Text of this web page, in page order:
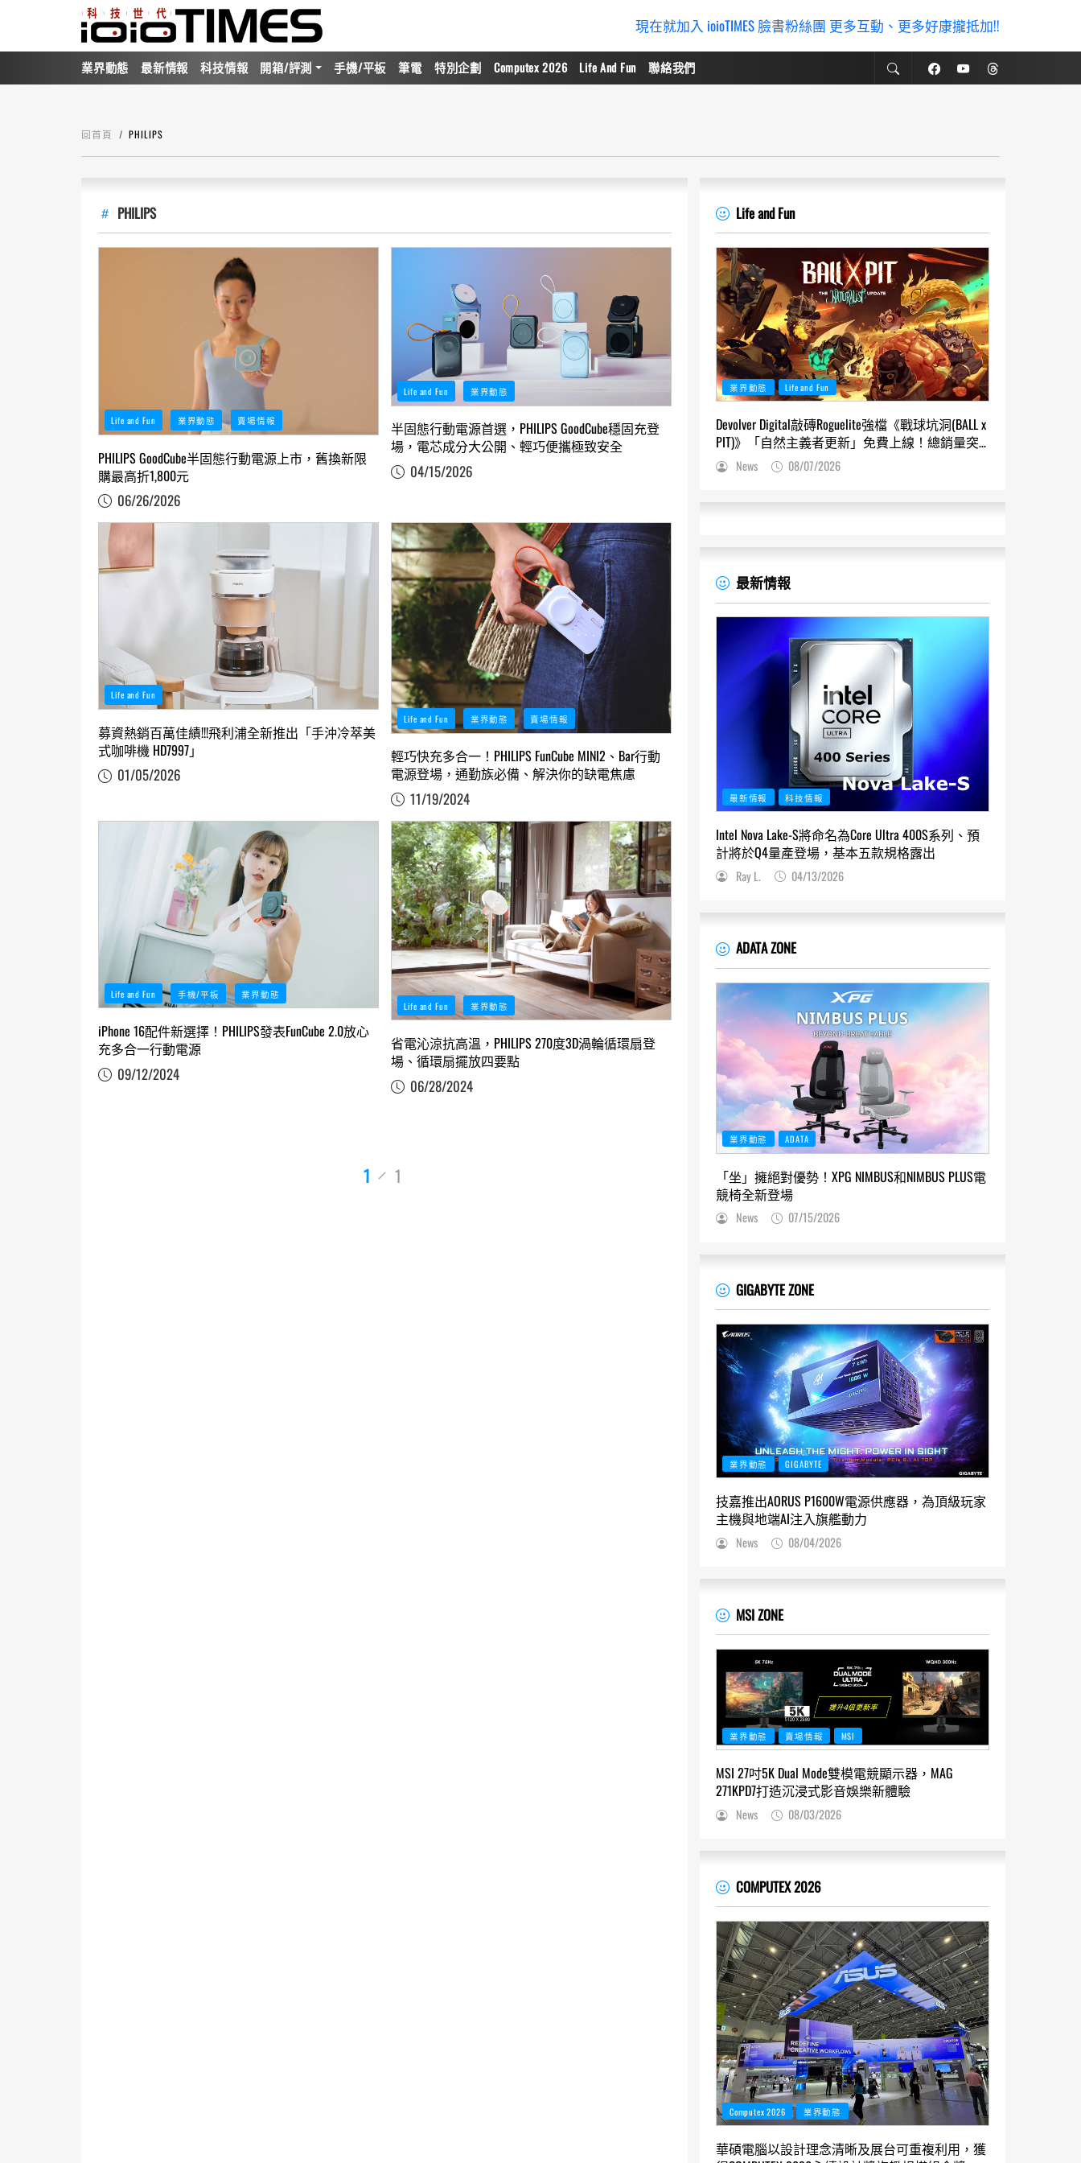
現在就加入 ioioTIMES 臉書粉絲團 更多互動、更多好康攏抵加!!
業界動態 最新情報 科技情報 開箱/評測 手機/平板 筆電 特別企劃 Computex 2026 Life And Fun 聯絡我們
回首頁 PHILIPS
PHILIPS
Life and Fun 業界動態 賣場情報
PHILIPS GoodCube半固態行動電源上市，舊換新限
購最高折1,800元
06/26/2026
Life and Fun 業界動態
半固態行動電源首選，PHILIPS GoodCube穩固充登
場，電芯成分大公開、輕巧便攜極致安全
04/15/2026
Life and Fun
募資熱銷百萬佳績!!!飛利浦全新推出「手沖冷萃美
式咖啡機 HD7997」
01/05/2026
Life and Fun 業界動態 賣場情報
輕巧快充多合一！PHILIPS FunCube MINI2、Bar行動
電源登場，通勤族必備、解決你的缺電焦慮
11/19/2024
Life and Fun 手機/平板 業界動態
iPhone 16配件新選擇！PHILIPS發表FunCube 2.0放心
充多合一行動電源
09/12/2024
Life and Fun 業界動態
省電沁涼抗高溫，PHILIPS 270度3D渦輪循環扇登
場、循環扇擺放四要點
06/28/2024
1 1
Life and Fun
業界動態 Life and Fun
Devolver Digital敲磚Roguelite強檔《戰球坑洞(BALL x
PIT)》「自然主義者更新」免費上線！總銷量突
破200萬份，遊戲史低66折熱銷中
News 08/07/2026
最新情報
最新情報 科技情報
Intel Nova Lake-S將命名為Core Ultra 400S系列、預
計將於Q4量產登場，基本五款規格露出
Ray L. 04/13/2026
ADATA ZONE
業界動態 ADATA
「坐」擁絕對優勢！XPG NIMBUS和NIMBUS PLUS電
競椅全新登場
News 07/15/2026
GIGABYTE ZONE
業界動態 GIGABYTE
技嘉推出AORUS P1600W電源供應器，為頂級玩家
主機與地端AI注入旗艦動力
News 08/04/2026
MSI ZONE
業界動態 賣場情報 MSI
MSI 27吋5K Dual Mode雙模電競顯示器，MAG
271KPD7打造沉浸式影音娛樂新體驗
News 08/03/2026
COMPUTEX 2026
Computex 2026 業界動態
華碩電腦以設計理念清晰及展台可重複利用，獲